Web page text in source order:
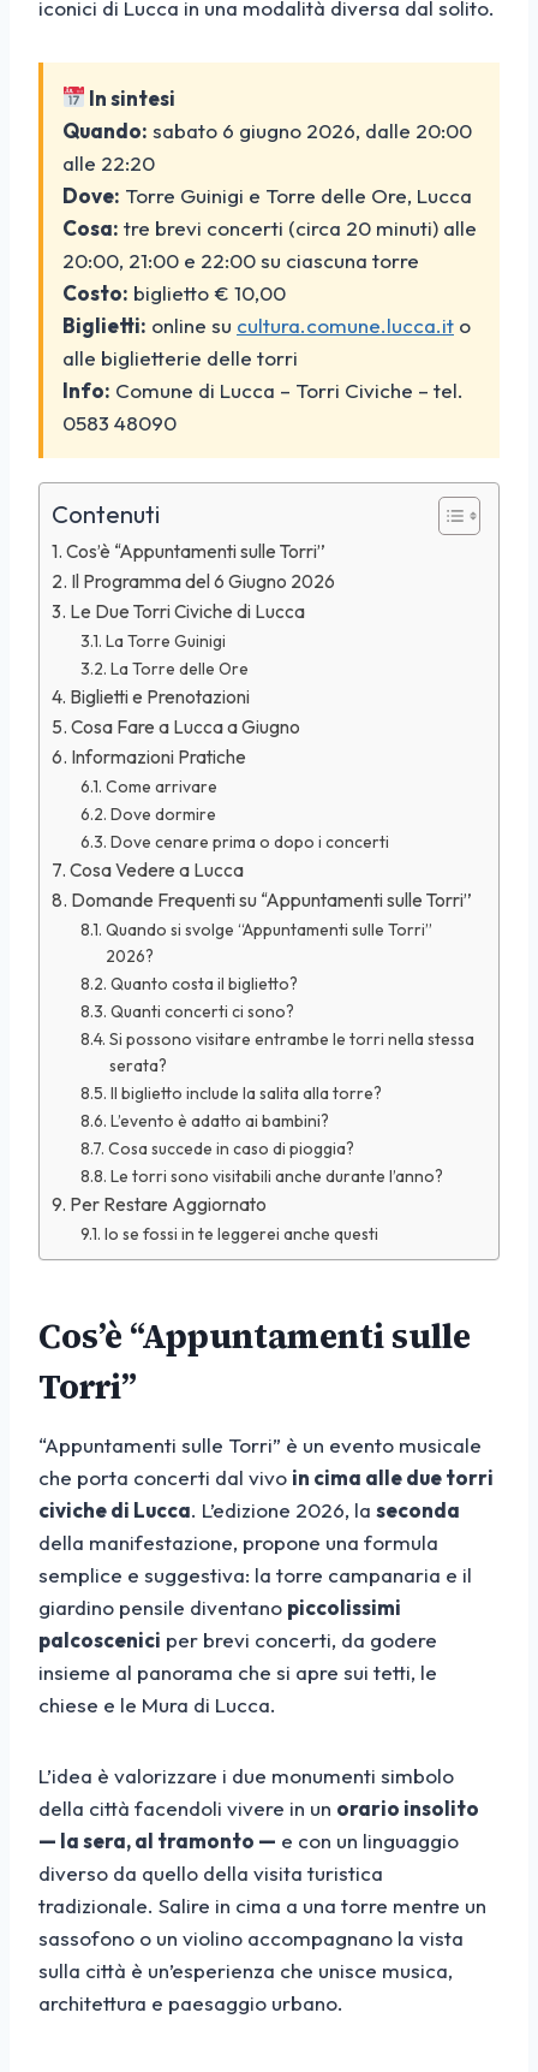
iconici di Lucca in una modalità diversa dal solito.
In sintesi
Quando: sabato 6 giugno 2026, dalle 20:00
alle 22:20
Dove: Torre Guinigi e Torre delle Ore, Lucca
Cosa: tre brevi concerti (circa 20 minuti) alle
20:00, 21:00 e 22:00 su ciascuna torre
Costo: biglietto € 10,00
Biglietti: online su cultura.comune.lucca.it o
alle biglietterie delle torri
Info: Comune di Lucca – Torri Civiche – tel.
0583 48090
Contenuti
Cos’è “Appuntamenti sulle Torri”
Il Programma del 6 Giugno 2026
Le Due Torri Civiche di Lucca
La Torre Guinigi
La Torre delle Ore
Biglietti e Prenotazioni
Cosa Fare a Lucca a Giugno
Informazioni Pratiche
Come arrivare
Dove dormire
Dove cenare prima o dopo i concerti
Cosa Vedere a Lucca
Domande Frequenti su “Appuntamenti sulle Torri”
Quando si svolge “Appuntamenti sulle Torri”
2026?
Quanto costa il biglietto?
Quanti concerti ci sono?
Si possono visitare entrambe le torri nella stessa
serata?
Il biglietto include la salita alla torre?
L’evento è adatto ai bambini?
Cosa succede in caso di pioggia?
Le torri sono visitabili anche durante l’anno?
Per Restare Aggiornato
Io se fossi in te leggerei anche questi
Cos’è “Appuntamenti sulle
Torri”
“Appuntamenti sulle Torri” è un evento musicale
che porta concerti dal vivo in cima alle due torri
civiche di Lucca. L’edizione 2026, la seconda
della manifestazione, propone una formula
semplice e suggestiva: la torre campanaria e il
giardino pensile diventano piccolissimi
palcoscenici per brevi concerti, da godere
insieme al panorama che si apre sui tetti, le
chiese e le Mura di Lucca.
L’idea è valorizzare i due monumenti simbolo
della città facendoli vivere in un orario insolito
— la sera, al tramonto — e con un linguaggio
diverso da quello della visita turistica
tradizionale. Salire in cima a una torre mentre un
sassofono o un violino accompagnano la vista
sulla città è un’esperienza che unisce musica,
architettura e paesaggio urbano.